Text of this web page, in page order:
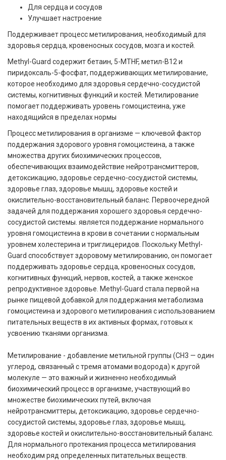
Для сердца и сосудов
Улучшает настроение
Поддерживает процесс метилирования, необходимый для
здоровья сердца, кровеносных сосудов, мозга и костей.
Methyl-Guard содержит бетаин, 5-MTHF, метил-B12 и
пиридоксаль-5-фосфат, поддерживающих метилирование,
которое необходимо для здоровья сердечно-сосудистой
системы, когнитивных функций и костей. Метилирование
помогает поддерживать уровень гомоцистеина, уже
находящийся в пределах нормы
Процесс метилирования в организме — ключевой фактор
поддержания здорового уровня гомоцистеина, а также
множества других биохимических процессов,
обеспечивающих взаимодействие нейротрансмиттеров,
детоксикацию, здоровье сердечно-сосудистой системы,
здоровье глаз, здоровье мышц, здоровье костей и
окислительно-восстановительный баланс. Первоочередной
задачей для поддержания хорошего здоровья сердечно-
сосудистой системы. является поддержание нормального
уровня гомоцистеина в крови в сочетании с нормальным
уровнем холестерина и триглицеридов. Поскольку Methyl-
Guard способствует здоровому метилированию, он помогает
поддерживать здоровье сердца, кровеносных сосудов,
когнитивных функций, нервов, костей, а также женское
репродуктивное здоровье. Methyl-Guard стала первой на
рынке пищевой добавкой для поддержания метаболизма
гомоцистеина и здорового метилирования с использованием
питательных веществ в их активных формах, готовых к
усвоению тканями организма.
Метилирование - добавление метильной группы (CH3 — один
углерод, связанный с тремя атомами водорода) к другой
молекуле — это важный и жизненно необходимый
биохимический процесс в организме, участвующий во
множестве биохимических путей, включая
нейротрансмиттеры, детоксикацию, здоровье сердечно-
сосудистой системы, здоровье глаз, здоровье мышц,
здоровье костей и окислительно-восстановительный баланс.
Для нормального протекания процесса метилирования
необходим ряд определенных питательных веществ.